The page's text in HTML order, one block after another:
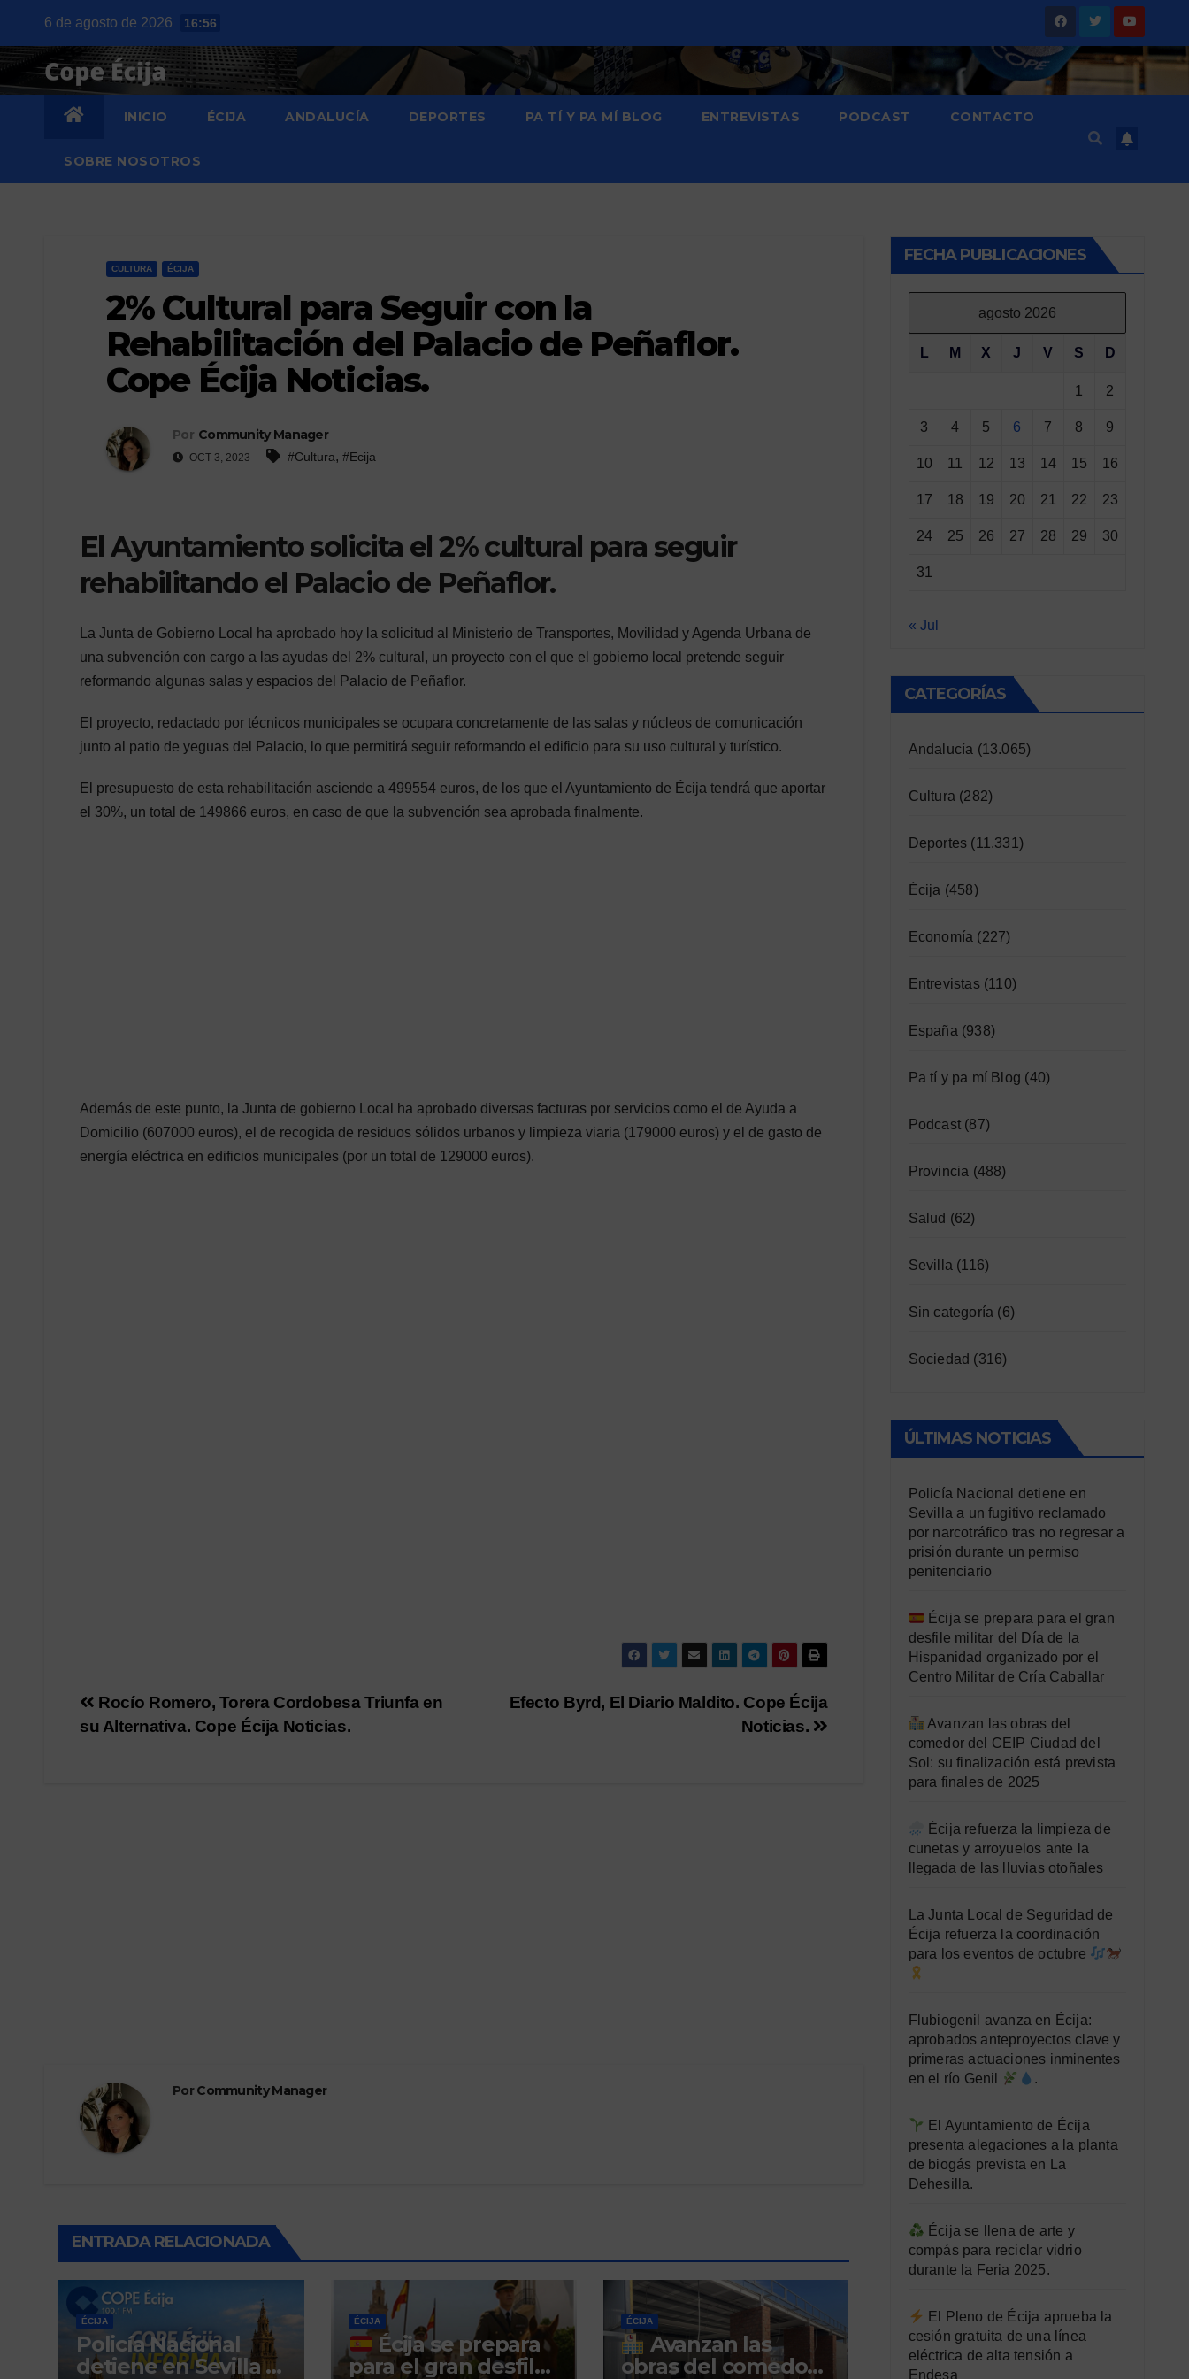
contenido
6 de agosto de 2026 16:56
INICIO ÉCIJA ANDALUCÍA DEPORTES PA TÍ Y PA MÍ BLOG ENTREVISTAS PODCAST CONTACTO
SOBRE NOSOTROS
CULTURA ÉCIJA
2% Cultural para Seguir con la
Rehabilitación del Palacio de Peñaflor.
Cope Écija Noticias.
Por Community Manager
OCT 3, 2023 #Cultura, #Ecija
El Ayuntamiento solicita el 2% cultural para seguir
rehabilitando el Palacio de Peñaflor.
La Junta de Gobierno Local ha aprobado hoy la solicitud al Ministerio de Transportes, Movilidad y Agenda Urbana de
una subvención con cargo a las ayudas del 2% cultural, un proyecto con el que el gobierno local pretende seguir
reformando algunas salas y espacios del Palacio de Peñaflor.
El proyecto, redactado por técnicos municipales se ocupara concretamente de las salas y núcleos de comunicación
junto al patio de yeguas del Palacio, lo que permitirá seguir reformando el edificio para su uso cultural y turístico.
El presupuesto de esta rehabilitación asciende a 499554 euros, de los que el Ayuntamiento de Écija tendrá que aportar
el 30%, un total de 149866 euros, en caso de que la subvención sea aprobada finalmente.
Además de este punto, la Junta de gobierno Local ha aprobado diversas facturas por servicios como el de Ayuda a
Domicilio (607000 euros), el de recogida de residuos sólidos urbanos y limpieza viaria (179000 euros) y el de gasto de
energía eléctrica en edificios municipales (por un total de 129000 euros).
Navegación
Efecto Byrd, El Diario Maldito. Cope Écija
Noticias.
Rocío Romero, Torera Cordobesa Triunfa en
su Alternativa. Cope Écija Noticias.
PorCommunity Manager
ENTRADA RELACIONADA
ÉCIJA
Policía Nacional
detiene en Sevilla a
ÉCIJA
Écija se prepara
para el gran desfile
ÉCIJA
Avanzan las
obras del comedor
FECHA PUBLICACIONES
agosto 2026
L M X J V S D
1 2
3 4 5 6 7 8 9
10 11 12 13 14 15 16
17 18 19 20 21 22 23
24 25 26 27 28 29 30
31
« Jul
CATEGORÍAS
Andalucía (13.065)
Cultura (282)
Deportes (11.331)
Écija (458)
Economía (227)
Entrevistas(110)
España (938)
Pa tí y pa mí Blog (40)
Podcast(87)
Provincia (488)
Salud (62)
Sevilla (116)
Sin categoría (6)
Sociedad (316)
ÚLTIMAS NOTICIAS
Policía Nacional detiene en
Sevilla a un fugitivo reclamado
por narcotráfico tras no regresar a
prisión durante un permiso
penitenciario
Écija se prepara para el gran
desfile militar del Día de la
Hispanidad organizado por el
Centro Militar de Cría Caballar
Avanzan las obras del
comedor del CEIP Ciudad del
Sol: su finalización está prevista
para finales de 2025
Écija refuerza la limpieza de
cunetas y arroyuelos ante la
llegada de las lluvias otoñales
La Junta Local de Seguridad de
Écija refuerza la coordinación
para los eventos de octubre
Flubiogenil avanza en Écija:
aprobados anteproyectos clave y
primeras actuaciones inminentes
en el río Genil
.
El Ayuntamiento de Écija
presenta alegaciones a la planta
de biogás prevista en La
Dehesilla.
Écija se llena de arte y
compás para reciclar vidrio
durante la Feria 2025.
El Pleno de Écija aprueba la
cesión gratuita de una línea
eléctrica de alta tensión a
Endesa